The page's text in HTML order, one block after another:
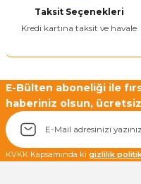
Bu ürüne benzer farklı
Taksit Seçenekleri
Kredi kartına taksit ve havale
E-Bülten aboneliği ile
haberiniz olsun,
KVKK Kapsamında ki gizlilik